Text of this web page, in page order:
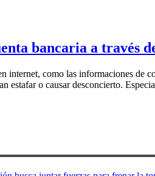
bancaria a través
internet, como las informaciones de
estafar o causar desconcierto.